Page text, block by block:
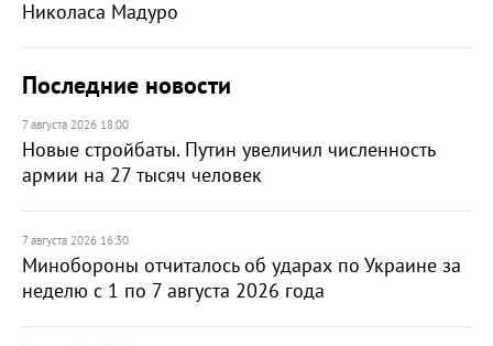
Николаса Мадуро
Последние новости
7 августа 2026 18:00
Новые стройбаты. Путин увеличил численность
армии на 27 тысяч человек
7 августа 2026 16:30
Минобороны отчиталось об ударах по Украине за
неделю с 1 по 7 августа 2026 года